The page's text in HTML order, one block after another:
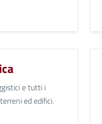
e tutti i
ed edifici.